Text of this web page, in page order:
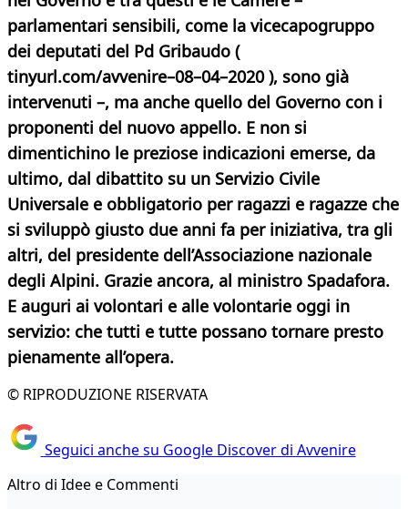
parlamentari sensibili, come la vicecapogruppo
dei deputati del Pd Gribaudo (
tinyurl.com/avvenire–08–04–2020 ), sono già
intervenuti –, ma anche quello del Governo con i
proponenti del nuovo appello. E non si
dimentichino le preziose indicazioni emerse, da
ultimo, dal dibattito su un Servizio Civile
Universale e obbligatorio per ragazzi e ragazze che
si sviluppò giusto due anni fa per iniziativa, tra gli
altri, del presidente dell’Associazione nazionale
degli Alpini. Grazie ancora, al ministro Spadafora.
E auguri ai volontari e alle volontarie oggi in
servizio: che tutti e tutte possano tornare presto
pienamente all’opera.
© RIPRODUZIONE RISERVATA
Seguici anche su Google Discover di Avvenire
Altro di Idee e Commenti